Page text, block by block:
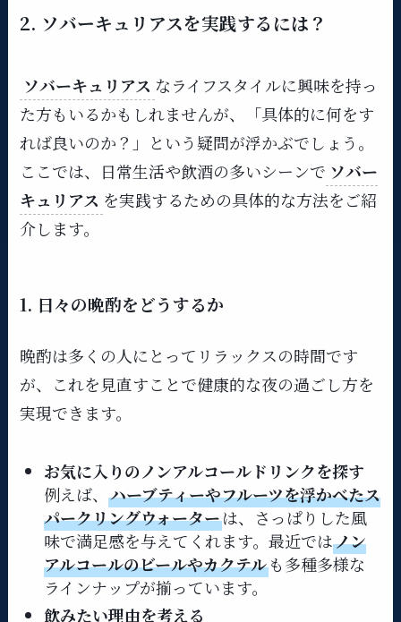
2. ソバーキュリアスを実践するには？
ソバーキュリアス なライフスタイルに興味を持っ
た方もいるかもしれませんが、「具体的に何をす
れば良いのか？」という疑問が浮かぶでしょう。
ここでは、日常生活や飲酒の多いシーンで ソバー
キュリアス を実践するための具体的な方法をご紹
介します。
1. 日々の晩酌をどうするか
晩酌は多くの人にとってリラックスの時間です
が、これを見直すことで健康的な夜の過ごし方を
実現できます。
お気に入りのノンアルコールドリンクを探す
例えば、ハーブティーやフルーツを浮かべたス
パークリングウォーターは、さっぱりした風
味で満足感を与えてくれます。最近ではノン
アルコールのビールやカクテルも多種多様な
ラインナップが揃っています。
飲みたい理由を考える